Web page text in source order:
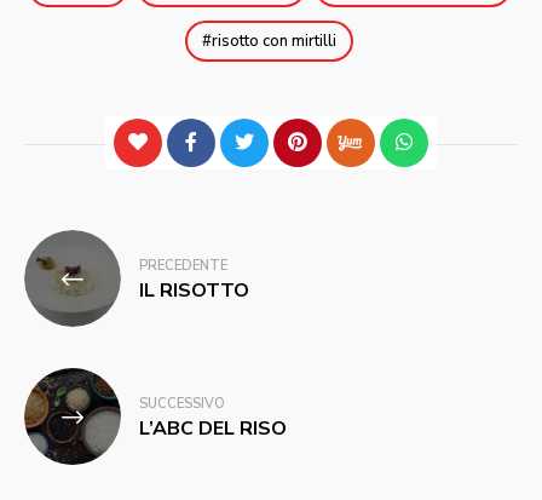
risotto con mirtilli
Navigazione
articoli
PRECEDENTE
IL RISOTTO
SUCCESSIVO
L’ABC DEL RISO